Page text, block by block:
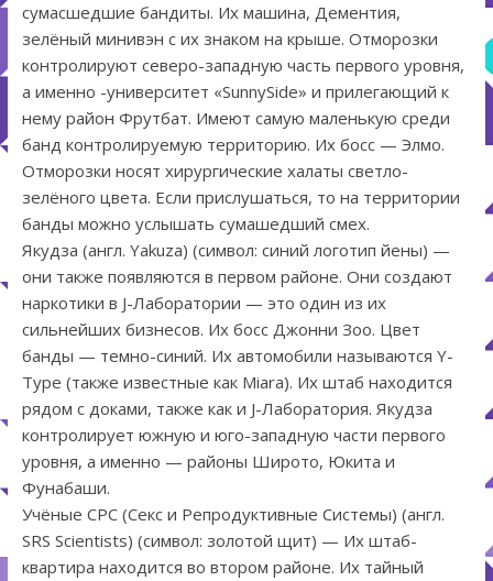
сумасшедшие бандиты. Их машина, Дементия,
зелёный минивэн с их знаком на крыше. Отморозки
контролируют северо-западную часть первого уровня,
а именно -университет «SunnySide» и прилегающий к
нему район Фрутбат. Имеют самую маленькую среди
банд контролируемую территорию. Их босс — Элмо.
Отморозки носят хирургические халаты светло-
зелёного цвета. Если прислушаться, то на территории
банды можно услышать сумашедший смех.
Якудза (англ. Yakuza) (символ: синий логотип йены) —
они также появляются в первом районе. Они создают
наркотики в J-Лаборатории — это один из их
сильнейших бизнесов. Их босс Джонни Зоо. Цвет
банды — темно-синий. Их автомобили называются Y-
Type (также известные как Miara). Их штаб находится
рядом с доками, также как и J-Лаборатория. Якудза
контролирует южную и юго-западную части первого
уровня, а именно — районы Широто, Юкита и
Фунабаши.
Учёные СРС (Секс и Репродуктивные Системы) (англ.
SRS Scientists) (символ: золотой щит) — Их штаб-
квартира находится во втором районе. Их тайный